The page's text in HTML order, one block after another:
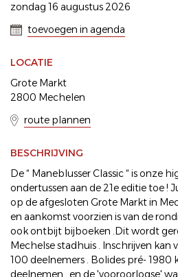
zondag 16 augustus 2026
toevoegen in agenda
LOCATIE
Grote Markt
2800 Mechelen
route plannen
BESCHRIJVING
De “ Maneblusser Classic “ is onze
ondertussen aan de 21e editie toe !
op de afgesloten Grote Markt in
en aankomst voorzien is van de
ook ontbijt bijboeken .Dit wordt
Mechelse stadhuis . Inschrijven kan
100 deelnemers . Bolides pré- 1980
deelnemen , en de 'vooroorlogse'